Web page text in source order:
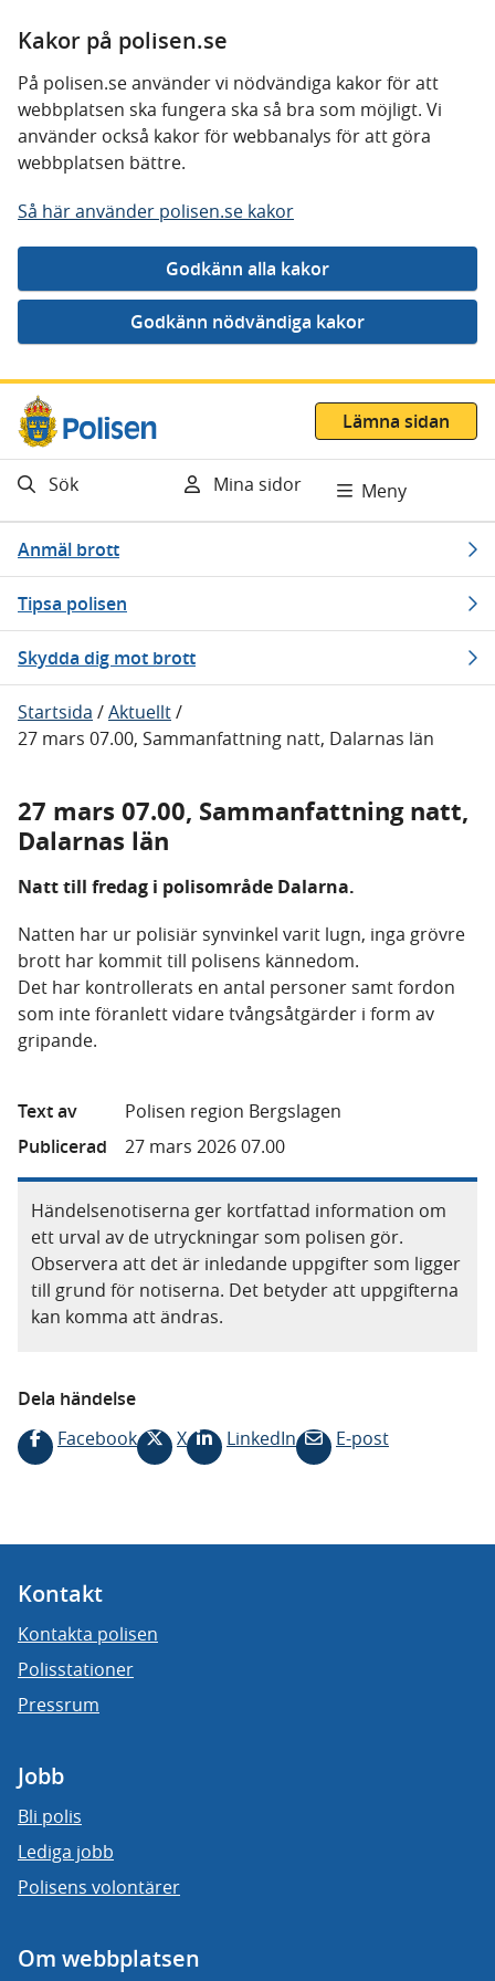
Kakor på polisen.se
På polisen.se använder vi nödvändiga kakor för att
webbplatsen ska fungera ska så bra som möjligt. Vi
använder också kakor för webbanalys för att göra
webbplatsen bättre.
Så här använder polisen.se kakor
Gå direkt till innehåll
Lämna sidan
Sök Mina sidor Meny
Anmäl brott
Tipsa polisen
Skydda dig mot brott
Startsida /Aktuellt/
27 mars 07.00, Sammanfattning natt, Dalarnas län
27 mars 07.00, Sammanfattning natt,
Dalarnas län
Natt till fredag i polisområde Dalarna.
Natten har ur polisiär synvinkel varit lugn, inga grövre
brott har kommit till polisens kännedom.
Det har kontrollerats en antal personer samt fordon
som inte föranlett vidare tvångsåtgärder i form av
gripande.
Text av
Polisen region Bergslagen
Publicerad
27 mars 2026 07.00
Händelsenotiserna ger kortfattad information om
ett urval av de utryckningar som polisen gör.
Observera att det är inledande uppgifter som ligger
till grund för notiserna. Det betyder att uppgifterna
kan komma att ändras.
Dela händelse
Facebook
X LinkedIn E-post
Kontakt
Kontakta polisen
Polisstationer
Pressrum
Jobb
Bli polis
Lediga jobb
Polisens volontärer
Om webbplatsen